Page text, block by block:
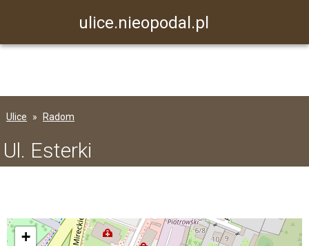
ulice.nieopodal.pl
Ulice Radom
Ul. Esterki
+